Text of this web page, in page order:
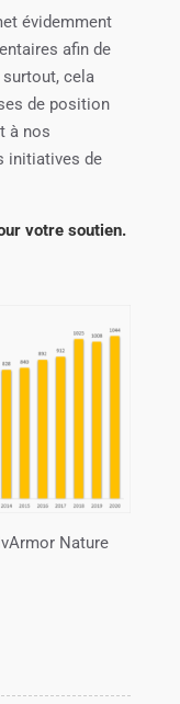
évidemment
afin de
cela
de position
à nos
initiatives de
votre soutien.
Nature